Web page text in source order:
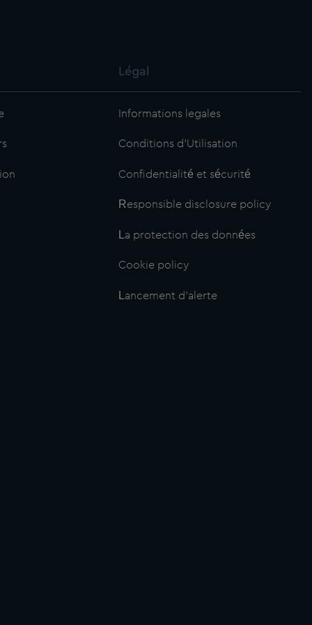
Légal
Informations legales
Conditions d'Utilisation
Confidentialité et sécurité
Responsible disclosure policy
La protection des données
Cookie policy
Lancement d’alerte